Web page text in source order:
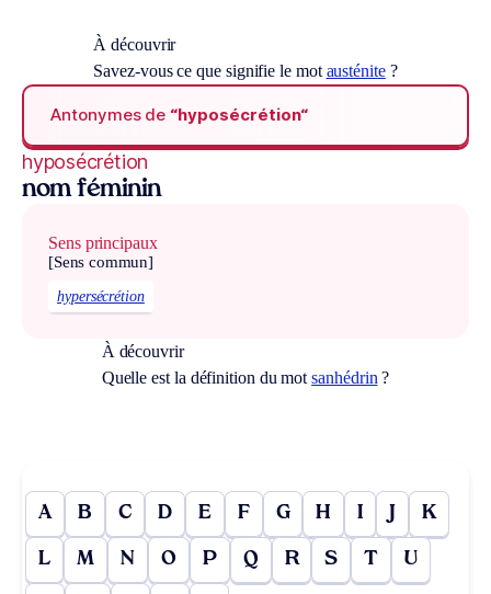
À découvrir
Savez-vous ce que signifie le mot austénite?
Antonymes de “hyposécrétion“
hyposécrétion
nom féminin
Sens principaux
[Sens commun]
hypersécrétion
À découvrir
Quelle est la définition du motsanhédrin ?
A B C D E F G H I J K
L M N O P Q R S T U